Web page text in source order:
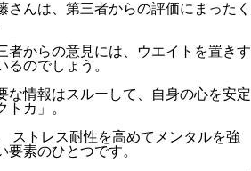
さんは、第三者からの評価にまったく
者からの意見には、ウエイトを置きす
るのでしょう。
な情報はスルーして、自身の心を安定
トカ」。
ストレス耐性を高めてメンタルを強
要素のひとつです。